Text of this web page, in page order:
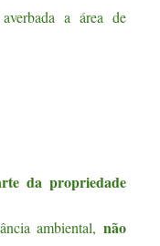
a área de
da propriedade
ambiental, não